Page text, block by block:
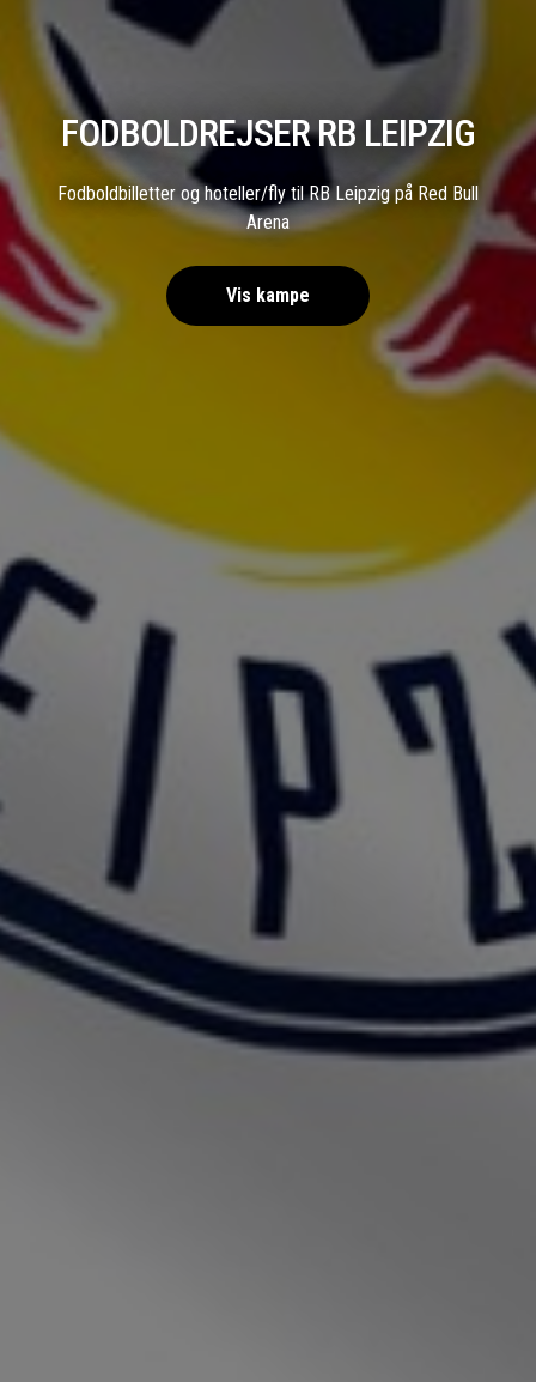
FODBOLDREJSER RB LEIPZIG
Fodboldbilletter og hoteller/fly til RB Leipzig på Red Bull
Arena
Vis kampe